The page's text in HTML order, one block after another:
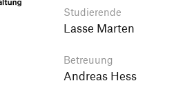
Studierende
Lasse Marten
Betreuung
Andreas Hess